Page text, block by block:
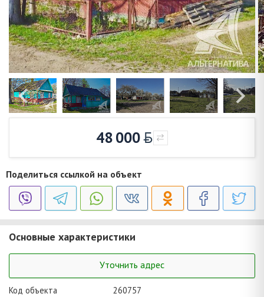
48 000
Поделиться ссылкой на объект
Основные характеристики
Уточнить адрес
Код объекта
260757